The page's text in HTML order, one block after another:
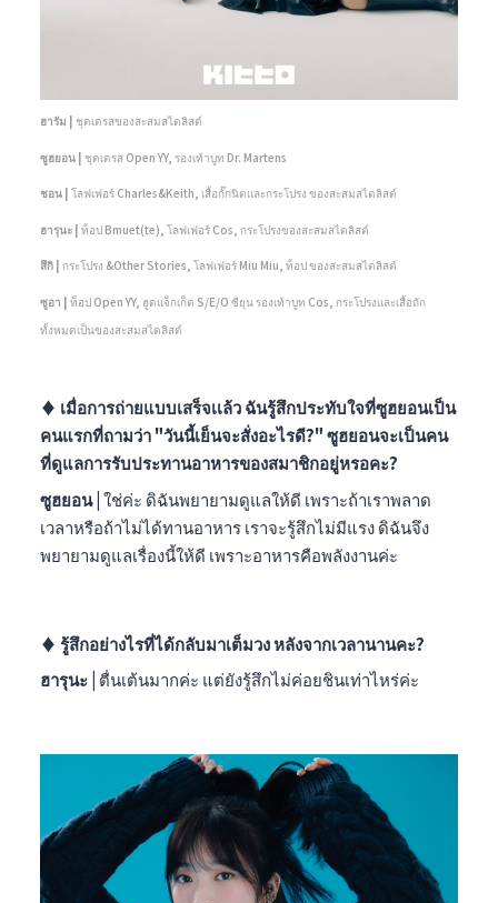
ฮารัม | ชุดเดรสของสะสมสไตลิสต์
ซูฮยอน | ชุดเดรส Open YY, รองเท้าบูท Dr. Martens
ชอน | โลฟเฟอร์ Charles&Keith, เสื้อกั๊กนิตและกระโปรง ของสะสมสไตลิสต์
ฮารุนะ | ท็อป Bmuet(te), โลฟเฟอร์ Cos, กระโปรงของสะสมสไตลิสต์
สึกิ | กระโปรง &Other Stories, โลฟเฟอร์ Miu Miu, ท็อป ของสะสมสไตลิสต์
ซูอา | ท็อป Open YY, ฮูดแจ็กเก็ต S/E/O ซียุน รองเท้าบูท Cos, กระโปรงและเสื้อถัก
ทั้งหมดเป็นของสะสมสไตลิสต์
♦︎ เมื่อการถ่ายแบบเสร็จเเล้ว ฉันรู้สึกประทับใจที่ซูฮยอนเป็น
คนแรกที่ถามว่า "วันนี้เย็นจะสั่งอะไรดี?" ซูฮยอนจะเป็นคน
ที่ดูแลการรับประทานอาหารของสมาชิกอยู่หรอคะ?
ซูฮยอน |ใช่ค่ะ ดิฉันพยายามดูแลให้ดี เพราะถ้าเราพลาด
เวลาหรือถ้าไม่ได้ทานอาหาร เราจะรู้สึกไม่มีแรง ดิฉันจึง
พยายามดูแลเรื่องนี้ให้ดี เพราะอาหารคือพลังงานค่ะ
♦︎ รู้สึกอย่างไรที่ได้กลับมาเต็มวง หลังจากเวลานานคะ?
ฮารุนะ | ตื่นเต้นมากค่ะ แต่ยังรู้สึกไม่ค่อยชินเท่าไหร่ค่ะ